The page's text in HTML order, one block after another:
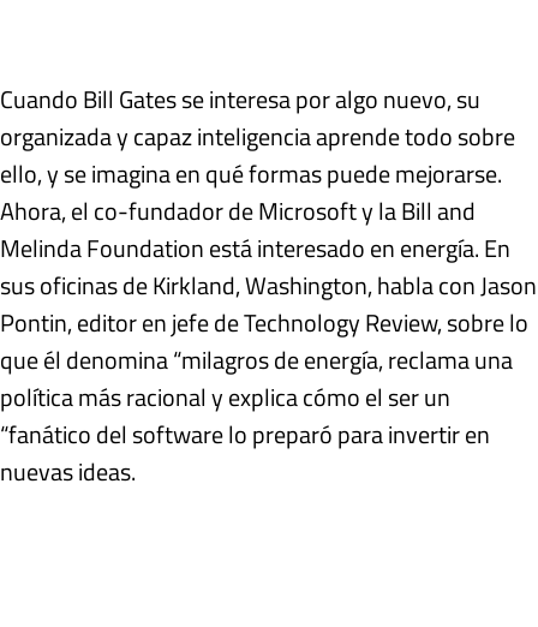
Cuando Bill Gates se interesa por algo nuevo, su
organizada y capaz inteligencia aprende todo sobre
ello, y se imagina en qué formas puede mejorarse.
Ahora, el co-fundador de Microsoft y la Bill and
Melinda Foundation está interesado en energía. En
sus oficinas de Kirkland, Washington, habla con Jason
Pontin, editor en jefe de Technology Review, sobre lo
que él denomina “milagros de energía, reclama una
política más racional y explica cómo el ser un
“fanático del software lo preparó para invertir en
nuevas ideas.